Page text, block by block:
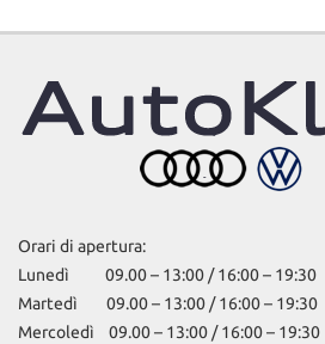
Orari di apertura:
Lunedì 09.00 – 13:00 / 16:00 – 19:30
Martedì 09.00 – 13:00 / 16:00 – 19:30
Mercoledì 09.00 – 13:00 / 16:00 – 19:30